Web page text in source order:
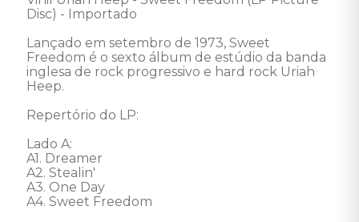
Disc) - Importado
Lançado em setembro de 1973, Sweet
Freedom é o sexto álbum de estúdio da banda
inglesa de rock progressivo e hard rock Uriah
Heep.
Repertório do LP:
Lado A:
A1. Dreamer
A2. Stealin'
A3. One Day
A4. Sweet Freedom